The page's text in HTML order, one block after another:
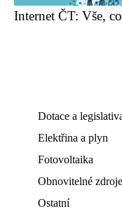
Internet ČT: Vše,
Dotace a
Elektřina a plyn
Fotovoltaika
Obnovitelné zdroje
Ostatní